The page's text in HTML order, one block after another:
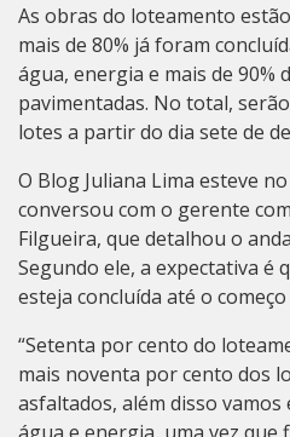
As obras do loteamento
mais de 80% já foram
água, energia e mais de 90%
pavimentadas. No total,
lotes a partir do dia sete de
O Blog Juliana Lima esteve
conversou com o gerente
Filgueira, que detalhou o
Segundo ele, a expectativa
esteja concluída até o
“Setenta por cento do
mais noventa por cento dos
asfaltados, além disso